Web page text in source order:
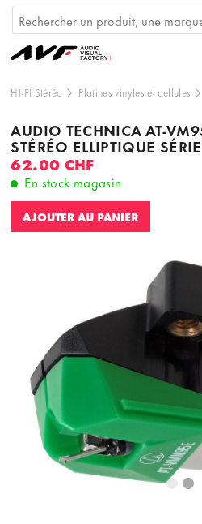
HI-FI Stéréo Platines vinyles et cellules
AUDIO TECHNICA AT-
STÉRÉO ELLIPTIQUE
62.00 CHF
En stock magasin
AJOUTER AU PANIER